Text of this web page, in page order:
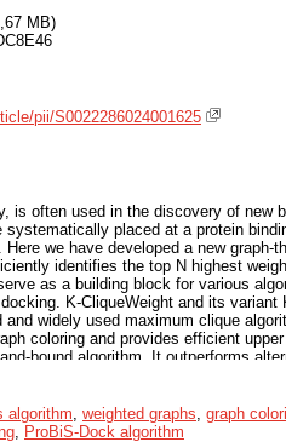
MB)
pii/S0022286024001625
is often used in the discovery of new
placed at a protein
we have developed a new graph-
identifies the top N highest
as a building block for various
K-CliqueWeight and its variant
widely used maximum clique
coloring and provides efficient
bound algorithm. It outperforms
its exceptional performance. K-
for molecular docking. The
insilab.org/kcliqueweight
algorithm, weighted graphs, graph
, ProBiS-Dock algorithm